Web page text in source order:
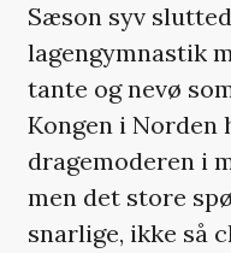
Sæson syv
lagengymnastik
tante og nevø
Kongen i Norden
dragemoderen i
men det store
snarlige, ikke så